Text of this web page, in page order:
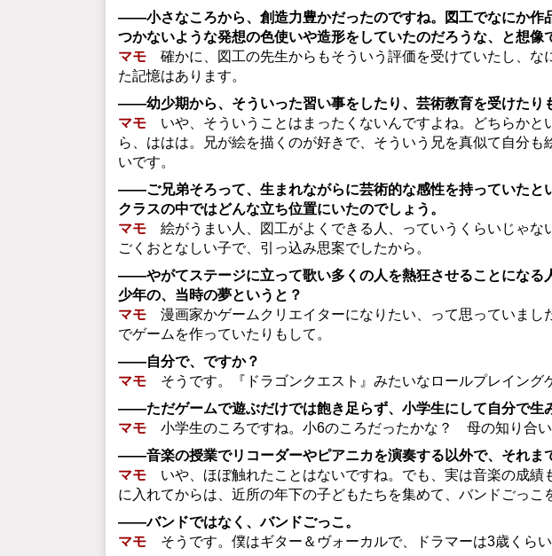
――小さなころから、創造力豊かだったのですね。図工でなにか作
つかないような発想の色使いや造形をしていたのだろうな、と想像
マモ 確かに、図工の先生からもそういう評価を受けていたし、な
た記憶はあります。
――幼少期から、そういった習い事をしたり、芸術教育を受けたり
マモ いや、そういうことはまったくないんですよね。どちらかと
ら、ははは。兄が絵を描くのが好きで、そういう兄を真似て自分も
いです。
――ご兄弟そろって、生まれながらに芸術的な感性を持っていたと
クラスの中ではどんな立ち位置にいたのでしょう。
マモ 絵がうまい人、図工がよくできる人、っていうくらいじゃな
ごくおとなしい子で、引っ込み思案でしたから。
――やがてステージに立って歌い多くの人を熱狂させることになる
少年の、当時の夢というと？
マモ 漫画家かゲームクリエイターになりたい、って思っていまし
でゲームを作っていたりもして。
――自分で、ですか？
マモ そうです。『ドラゴンクエスト』みたいなロールプレイング
――ただゲームで遊ぶだけでは飽き足らず、小学生にして自分で
マモ 小学生のころですね。小6のころだったかな？ 母の知り合い
――音楽の授業でリコーダーやピアニカを演奏する以外で、それま
マモ いや、ほぼ触れたことはないですね。でも、実は音楽の成績
に入れてからは、近所の年下の子どもたちを集めて、バンドごっこ
――バンドではなく、バンドごっこ。
マモ そうです。僕はギター＆ヴォーカルで、ドラマーは3歳くら